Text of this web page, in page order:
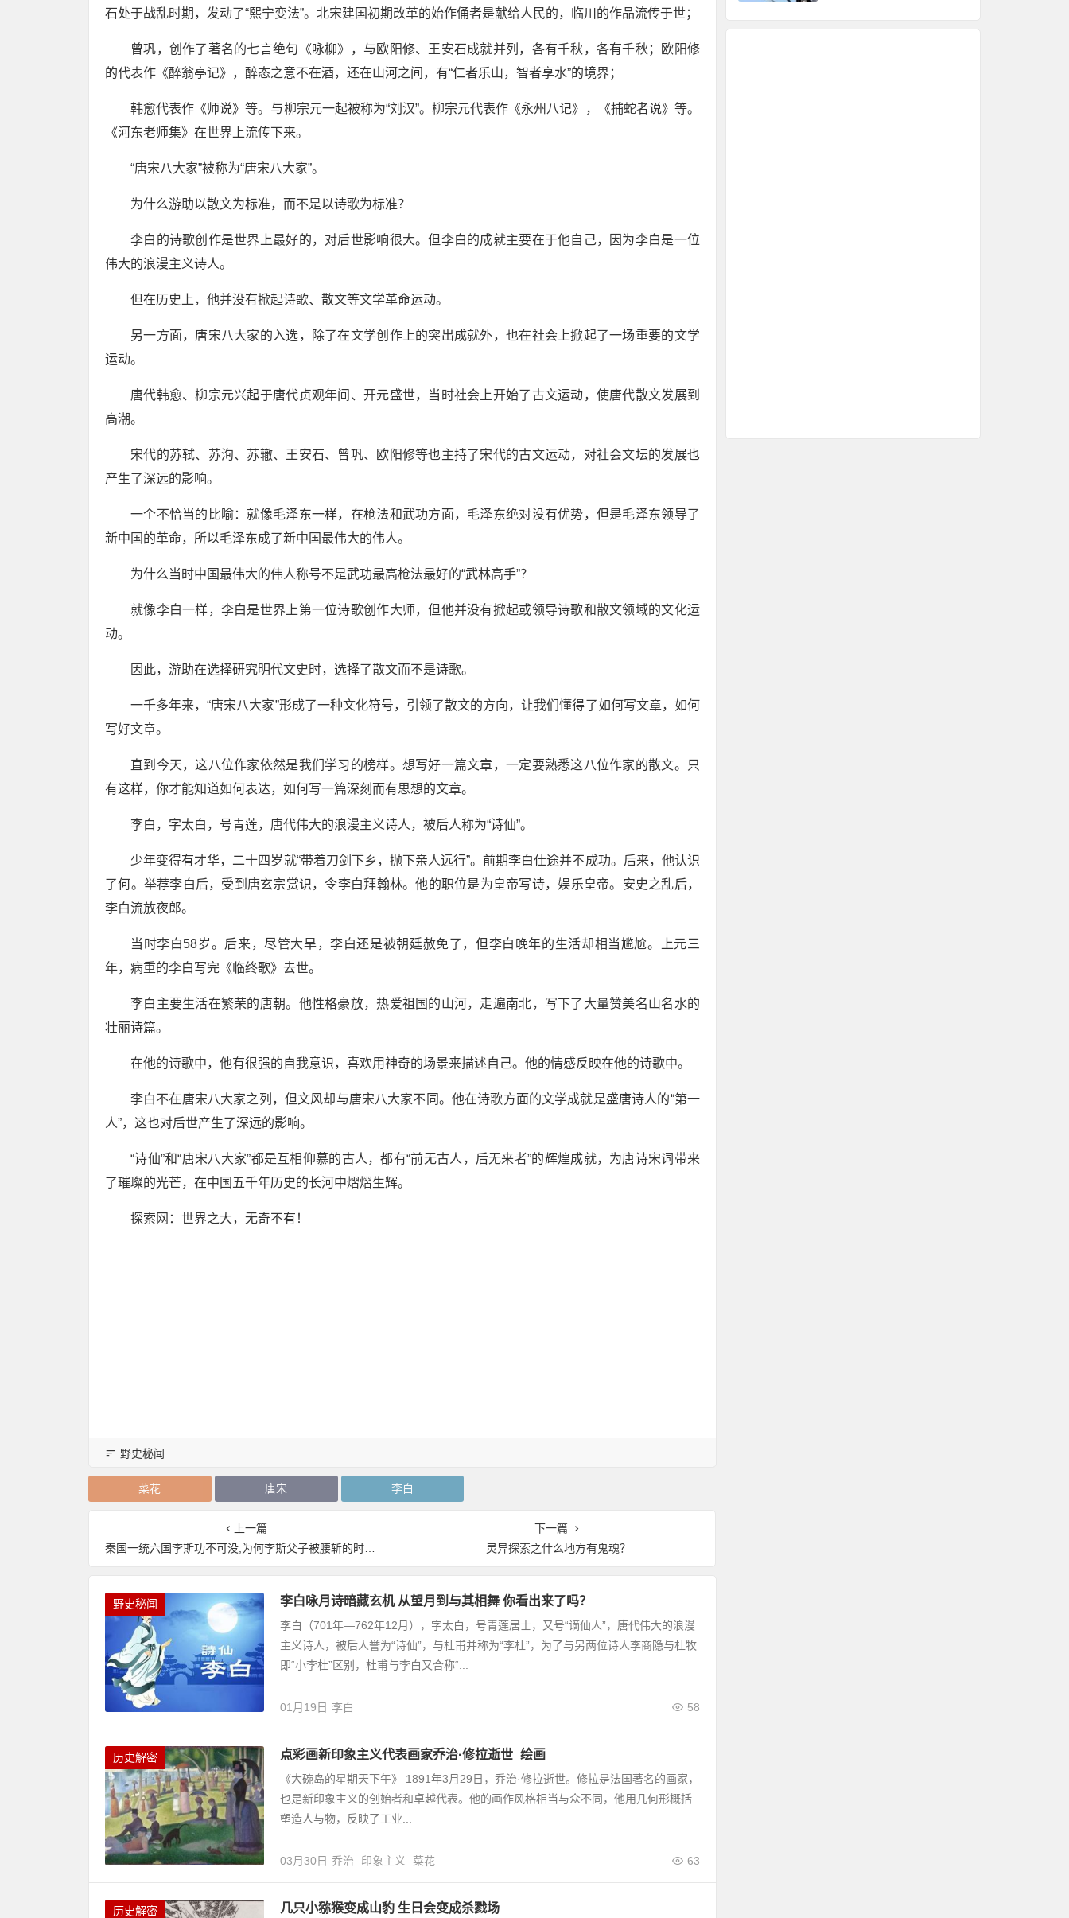
石处于战乱时期，发动了“熙宁变法”。北宋建国初期改革的始作俑者是献给人民的，临川的作品流传于世；
曾巩，创作了著名的七言绝句《咏柳》，与欧阳修、王安石成就并列，各有千秋，各有千秋；欧阳修
的代表作《醉翁亭记》，醉态之意不在酒，还在山河之间，有“仁者乐山，智者享水”的境界；
韩愈代表作《师说》等。与柳宗元一起被称为“刘汉”。柳宗元代表作《永州八记》，《捕蛇者说》等。
《河东老师集》在世界上流传下来。
“唐宋八大家”被称为“唐宋八大家”。
为什么游助以散文为标准，而不是以诗歌为标准？
李白的诗歌创作是世界上最好的，对后世影响很大。但李白的成就主要在于他自己，因为李白是一位
伟大的浪漫主义诗人。
但在历史上，他并没有掀起诗歌、散文等文学革命运动。
另一方面，唐宋八大家的入选，除了在文学创作上的突出成就外，也在社会上掀起了一场重要的文学
运动。
唐代韩愈、柳宗元兴起于唐代贞观年间、开元盛世，当时社会上开始了古文运动，使唐代散文发展到
高潮。
宋代的苏轼、苏洵、苏辙、王安石、曾巩、欧阳修等也主持了宋代的古文运动，对社会文坛的发展也
产生了深远的影响。
一个不恰当的比喻：就像毛泽东一样，在枪法和武功方面，毛泽东绝对没有优势，但是毛泽东领导了
新中国的革命，所以毛泽东成了新中国最伟大的伟人。
为什么当时中国最伟大的伟人称号不是武功最高枪法最好的“武林高手”？
就像李白一样，李白是世界上第一位诗歌创作大师，但他并没有掀起或领导诗歌和散文领域的文化运
动。
因此，游助在选择研究明代文史时，选择了散文而不是诗歌。
一千多年来，“唐宋八大家”形成了一种文化符号，引领了散文的方向，让我们懂得了如何写文章，如何
写好文章。
直到今天，这八位作家依然是我们学习的榜样。想写好一篇文章，一定要熟悉这八位作家的散文。只
有这样，你才能知道如何表达，如何写一篇深刻而有思想的文章。
李白，字太白，号青莲，唐代伟大的浪漫主义诗人，被后人称为“诗仙”。
少年变得有才华，二十四岁就“带着刀剑下乡，抛下亲人远行”。前期李白仕途并不成功。后来，他认识
了何。举荐李白后，受到唐玄宗赏识，令李白拜翰林。他的职位是为皇帝写诗，娱乐皇帝。安史之乱后，
李白流放夜郎。
当时李白58岁。后来，尽管大旱，李白还是被朝廷赦免了，但李白晚年的生活却相当尴尬。上元三
年，病重的李白写完《临终歌》去世。
李白主要生活在繁荣的唐朝。他性格豪放，热爱祖国的山河，走遍南北，写下了大量赞美名山名水的
壮丽诗篇。
在他的诗歌中，他有很强的自我意识，喜欢用神奇的场景来描述自己。他的情感反映在他的诗歌中。
李白不在唐宋八大家之列，但文风却与唐宋八大家不同。他在诗歌方面的文学成就是盛唐诗人的“第一
人”，这也对后世产生了深远的影响。
“诗仙”和“唐宋八大家”都是互相仰慕的古人，都有“前无古人，后无来者”的辉煌成就，为唐诗宋词带来
了璀璨的光芒，在中国五千年历史的长河中熠熠生辉。
探索网：世界之大，无奇不有！
野史秘闻
菜花 唐宋 李白
上一篇
秦国一统六国李斯功不可没,为何李斯父子被腰斩的时候无人为他们求情？
下一篇
灵异探索之什么地方有鬼魂？
野史秘闻 李白咏月诗暗藏玄机 从望月到与其相舞 你看出来了吗？
李白（701年—762年12月），字太白，号青莲居士，又号“谪仙人”，唐代伟大的浪漫
主义诗人，被后人誉为“诗仙”，与杜甫并称为“李杜”，为了与另两位诗人李商隐与杜牧
即“小李杜”区别，杜甫与李白又合称“...
01月19日 58
李白
历史解密 点彩画新印象主义代表画家乔治·修拉逝世_绘画
《大碗岛的星期天下午》 1891年3月29日，乔治·修拉逝世。修拉是法国著名的画家，
也是新印象主义的创始者和卓越代表。他的画作风格相当与众不同，他用几何形概括
塑造人与物，反映了工业...
03月30日 63
乔治 印象主义 菜花
历史解密 几只小猕猴变成山豹 生日会变成杀戮场